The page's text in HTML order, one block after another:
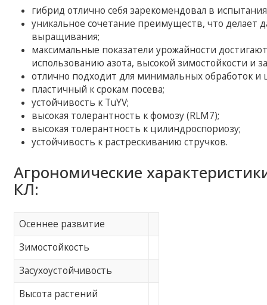
гибрид отлично себя зарекомендовал в
уникальное сочетание преимуществ, что
выращивания;
максимальные показатели урожайности
использованию азота, высокой зимостойкости и
отлично подходит для минимальных обработок и
пластичный к срокам посева;
устойчивость к TuYV;
высокая толерантность к фомозу (RLM7);
высокая толерантность к цилиндроспориозу;
устойчивость к растрескиванию стручков.
Агрономические
КЛ:
Осеннее развитие
Зимостойкость
Засухоустойчивость
Высота растений